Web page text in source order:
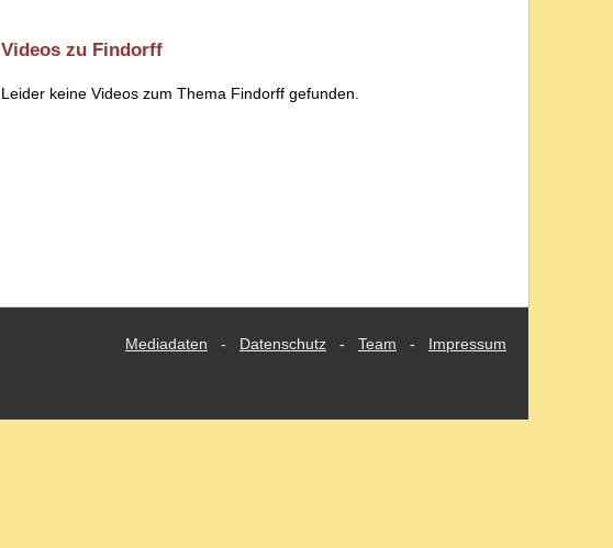
Videos zu Findorff
Leider keine Videos zum Thema Findorff gefunden.
Mediadaten - Datenschutz - Team - Impressum